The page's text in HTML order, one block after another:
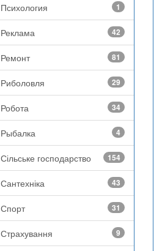
Психология 1
Реклама 42
Ремонт 81
Риболовля 29
Робота 34
Рыбалка 4
Сільське господарство 154
Сантехніка 43
Спорт 31
Страхування 9